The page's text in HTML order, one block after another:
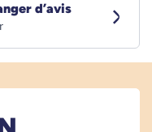
d’avis